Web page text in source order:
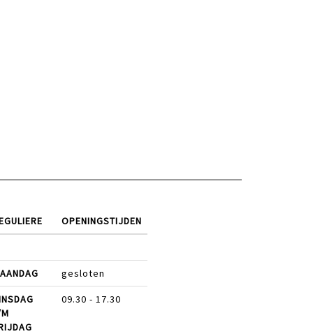
OPENINGSTIJDEN
gesloten
09.30 - 17.30